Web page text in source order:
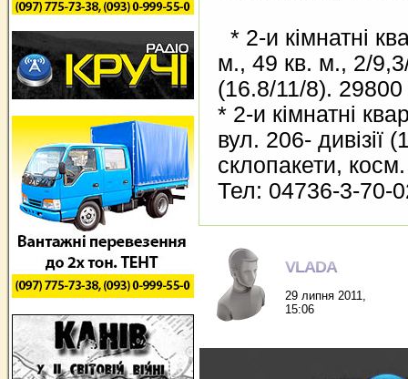
* 2-и кімнатні
м., 49 кв. м., 2/
(16.8/11/8). 29800
* 2-и кімнатні
вул. 206- дивізії
склопакети,
Тел: 04736-3-70-
VLADA
29 липня 2011,
15:06